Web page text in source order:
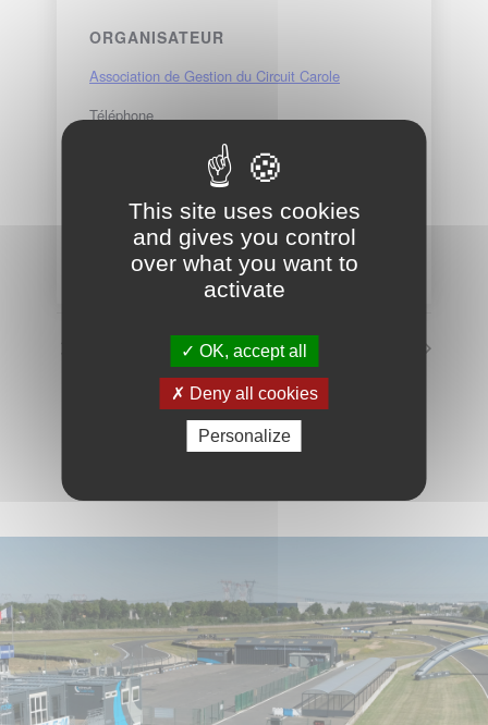
ORGANISATEUR
Association de Gestion du Circuit Carole
Téléphone
info@circuit-carole.com
Voir le site Organisateur
Week-end gratuit
VOIR LE CALENDRIER COMPLET
This site uses cookies
and gives you control
over what you want to
activate
OK, accept all
Deny all cookies
Personalize